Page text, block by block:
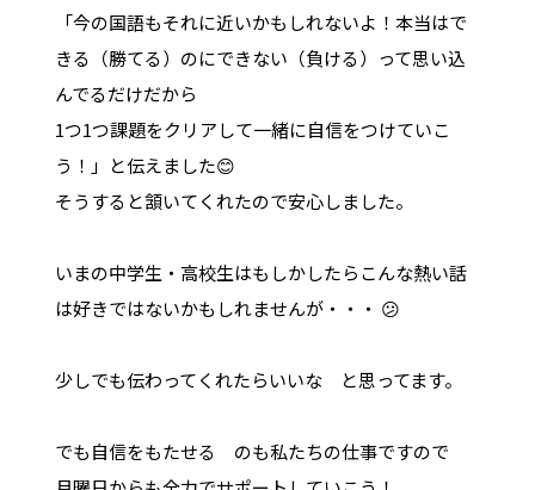
「今の国語もそれに近いかもしれないよ！本当はで
きる（勝てる）のにできない（負ける）って思い込
んでるだけだから
1つ1つ課題をクリアして一緒に自信をつけていこ
う！」と伝えました😊
そうすると頷いてくれたので安心しました。
いまの中学生・高校生はもしかしたらこんな熱い話
は好きではないかもしれませんが・・・ 😕
少しでも伝わってくれたらいいな と思ってます。
でも自信をもたせる のも私たちの仕事ですので